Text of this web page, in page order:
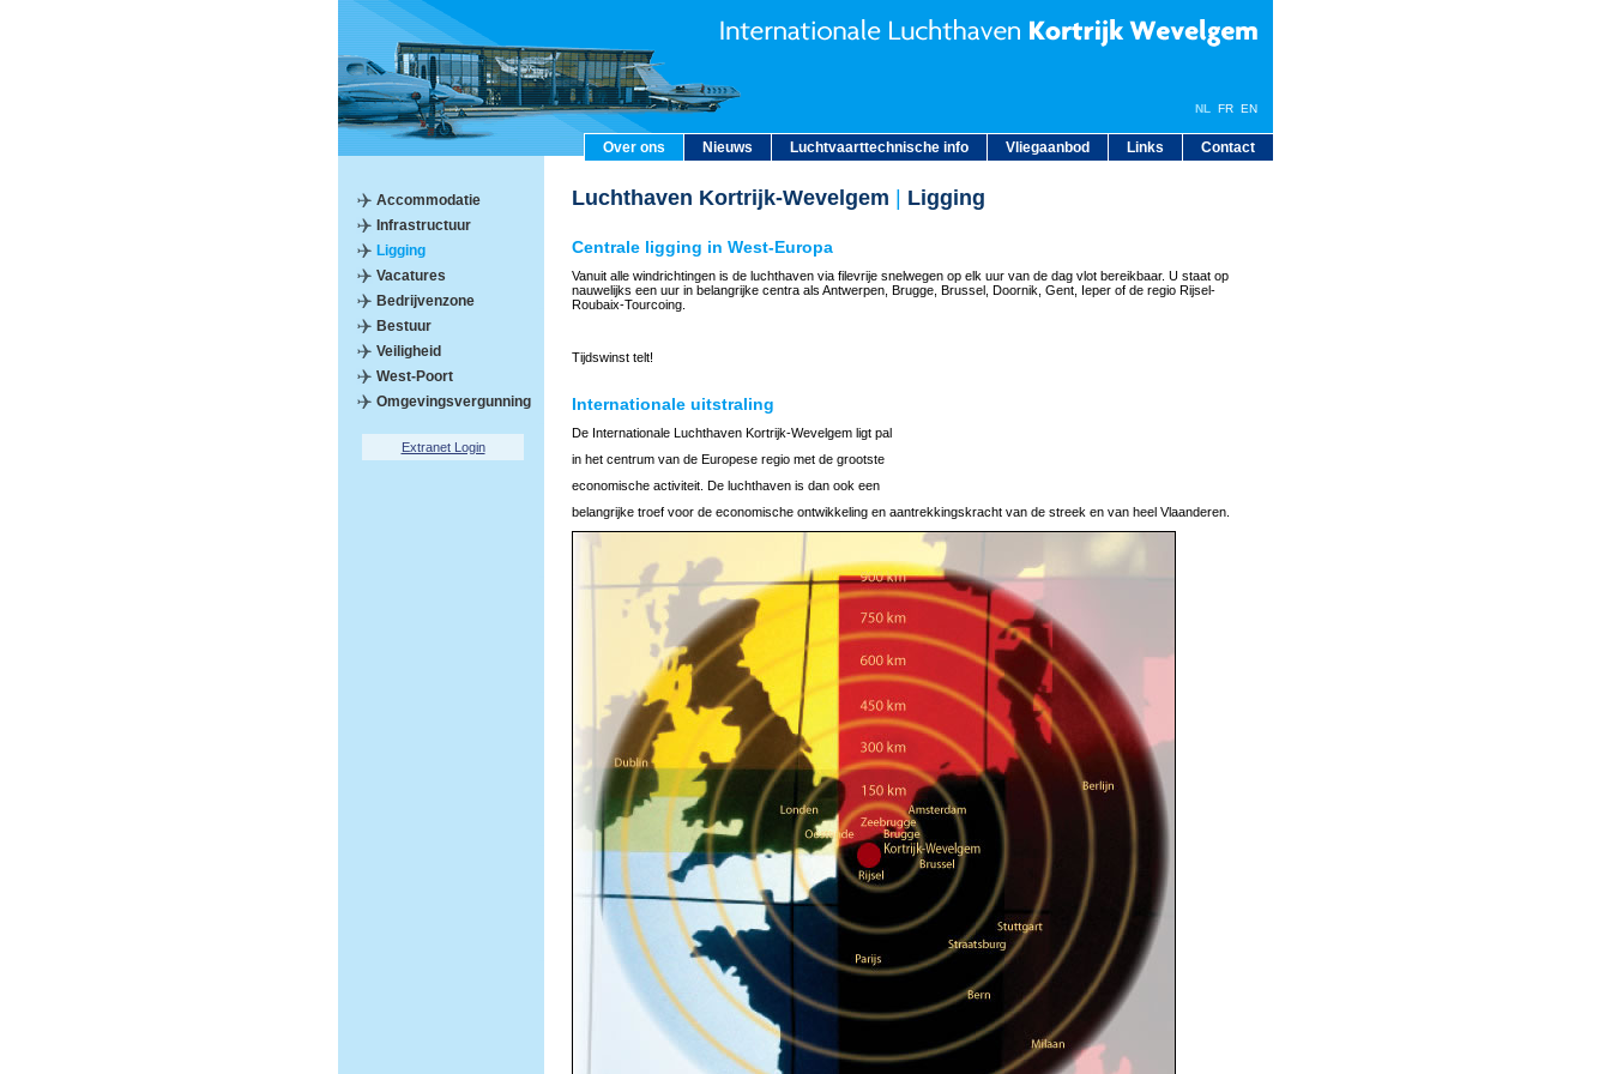
Over ons Nieuws Luchtvaarttechnische info Vliegaanbod Links Contact
NL FR EN
Accommodatie
Infrastructuur
Ligging
Vacatures
Bedrijvenzone
Bestuur
Veiligheid
West-Poort
Omgevingsvergunning
Extranet Login
Luchthaven Kortrijk-Wevelgem Ligging
Centrale ligging in West-Europa
Vanuit alle windrichtingen is de lucht­haven via filevrije snelwegen op elk uur van de dag vlot bereikbaar. U staat op
nauwelijks een uur in belangrijke centra als Antwerpen, Brugge, Brussel, Doornik, Gent, Ieper of de regio Rijsel-
Roubaix-Tourcoing.
Tijdswinst telt!
Internationale uitstraling
De Internationale Luchthaven Kortrijk-Wevelgem ligt pal
in het centrum van de Europese regio met de grootste
economische activiteit. De luchthaven is dan ook een
belangrijke troef voor de economische ontwikkeling en aantrekkingskracht van de streek en van heel Vlaanderen.